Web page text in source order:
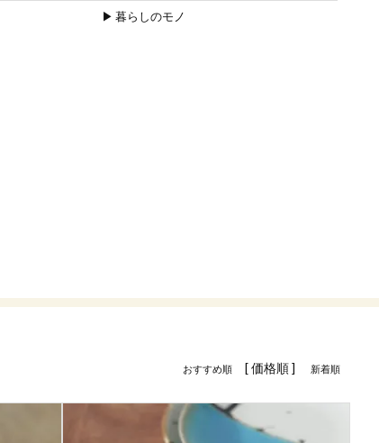
▶︎ 暮らしのモノ
おすすめ順 [ 価格順 ] 新着順